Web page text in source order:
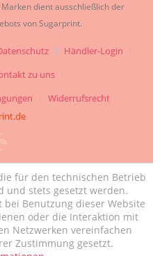
dient ausschließlich der
von Sugarprint.
Händler-Login
zu uns
Widerrufsrecht
für den technischen Betrieb
und stets gesetzt werden.
bei Benutzung dieser Website
oder die Interaktion mit
Netzwerken vereinfachen
Zustimmung gesetzt.